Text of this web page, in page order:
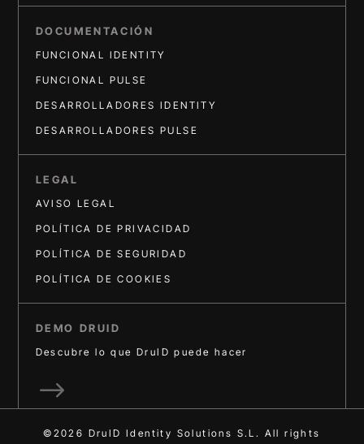
DOCUMENTACIÓN
FUNCIONAL IDENTITY
FUNCIONAL PULSE
DESARROLLADORES IDENTITY
DESARROLLADORES PULSE
LEGAL
AVISO LEGAL
POLÍTICA DE PRIVACIDAD
POLÍTICA DE SEGURIDAD
POLÍTICA DE COOKIES
DEMO DRUID
Descubre lo que DruID puede hacer
$
©2026 DruID Identity Solutions S.L. All rights